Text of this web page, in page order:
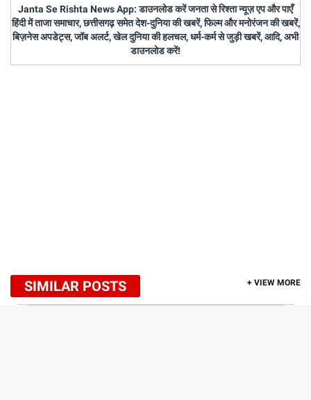
Janta Se Rishta News App: डाउनलोड करें जनता से रिश्ता न्यूज़ एप और पाएँ
हिंदी में ताजा समाचार, छत्तीसगढ़ समेत देश-दुनिया की खबरें, फिल्म और मनोरंजन की खबरें,
बिज़नेस अपडेट्स, जॉब अलर्ट, खेल दुनिया की हलचल, धर्म-कर्म से जुड़ी खबरें, आदि, अभी
डाउनलोड करें!
SIMILAR POSTS + VIEW MORE